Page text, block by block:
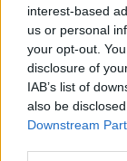
interest-based
us or personal
your opt-out.
disclosure of
IAB’s list of
also be
Downstream
"La sua figura,
professionale e
umanità e
direzione